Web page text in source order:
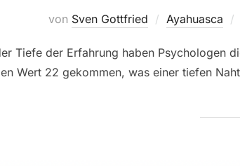
von Sven Gottfried Ayahuasca
Tiefe der Erfahrung haben Psychologen
Wert 22 gekommen, was einer tiefen